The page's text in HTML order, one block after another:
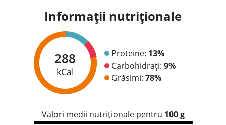
Informații nutriționale
288
kCal
Proteine: 13%
Carbohidrați: 9%
Grăsimi: 78%
Valori medii nutriționale pentru 100 g